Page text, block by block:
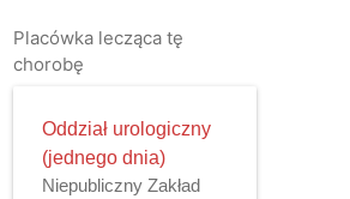
Placówka lecząca tę
chorobę
Oddział urologiczny
(jednego dnia)
Niepubliczny Zakład